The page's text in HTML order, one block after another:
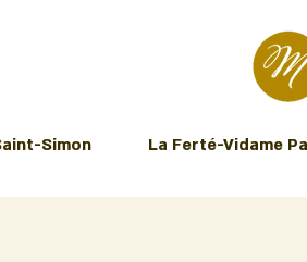
Simon La Ferté-Vidame